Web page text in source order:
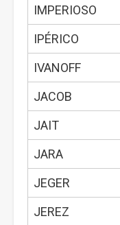
IMPERIOSO
IPÉRICO
IVANOFF
JACOB
JAIT
JARA
JEGER
JEREZ